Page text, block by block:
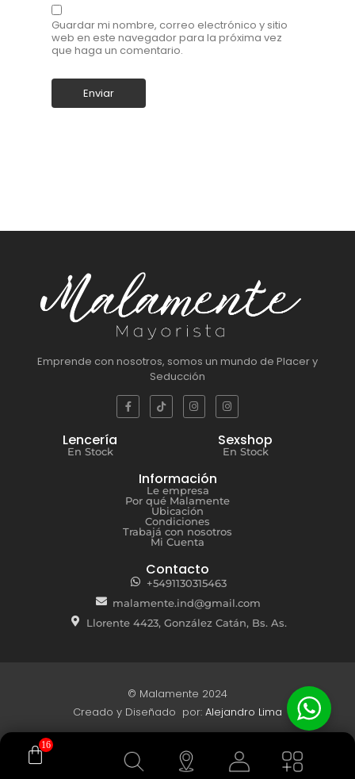
Guardar mi nombre, correo electrónico y sitio
web en este navegador para la próxima vez
que haga un comentario.
Emprende con nosotros, somos un mundo de Placer y
Seducción
Lencería
En Stock
Sexshop
En Stock
Información
Le empresa
Por qué Malamente
Ubicación
Condiciones
Trabajá con nosotros
Mi Cuenta
Contacto
+5491130315463
malamente.ind@gmail.com
Llorente 4423, González Catán, Bs. As.
© Malamente 2024
Creado y Diseñado por: Alejandro Lima
16